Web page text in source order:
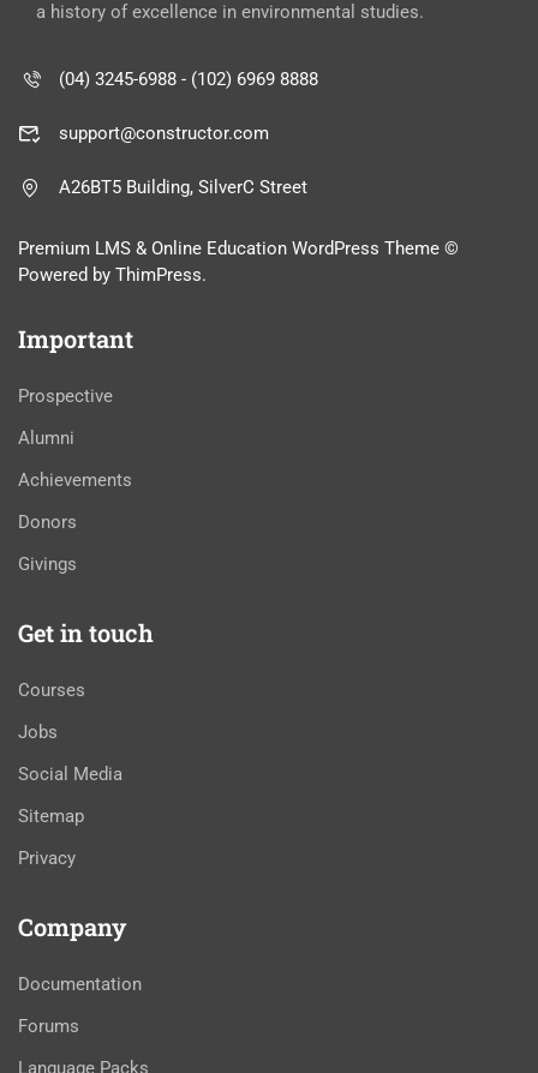
a history of excellence in environmental studies.
(04) 3245-6988 - (102) 6969 8888
support@constructor.com
A26BT5 Building, SilverC Street
Premium LMS & Online Education WordPress Theme ©
Powered by ThimPress.
Important
Prospective
Alumni
Achievements
Donors
Givings
Get in touch
Courses
Jobs
Social Media
Sitemap
Privacy
Company
Documentation
Forums
Language Packs